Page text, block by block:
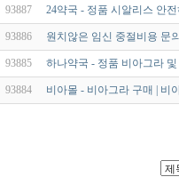
93887 24약국 - 정품 시알리스 안
93886 원치않은 임신 중절비용 문
93885 하나약국 - 정품 비아그라
93884 비아몰 - 비아그라 구매 | 비